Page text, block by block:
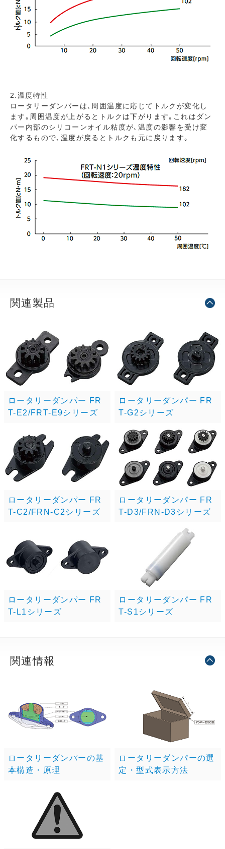
2.温度特性
ロータリーダンパーは､周囲温度に応じてトルクが変化し
ます｡周囲温度が上がるとトルクは下がります｡これはダン
パー内部のシリコーンオイル粘度が､温度の影響を受け変
化するもので､温度が戻るとトルクも元に戻ります｡
関連製品
ロータリーダンパー FR
T-E2/FRT-E9シリーズ
ロータリーダンパー FR
T-G2シリーズ
ロータリーダンパー FR
T-C2/FRN-C2シリーズ
ロータリーダンパー FR
T-D3/FRN-D3シリーズ
ロータリーダンパー FR
T-L1シリーズ
ロータリーダンパー FR
T-S1シリーズ
関連情報
ロータリーダンパーの基
本構造・原理
ロータリーダンパーの選
定・型式表示方法